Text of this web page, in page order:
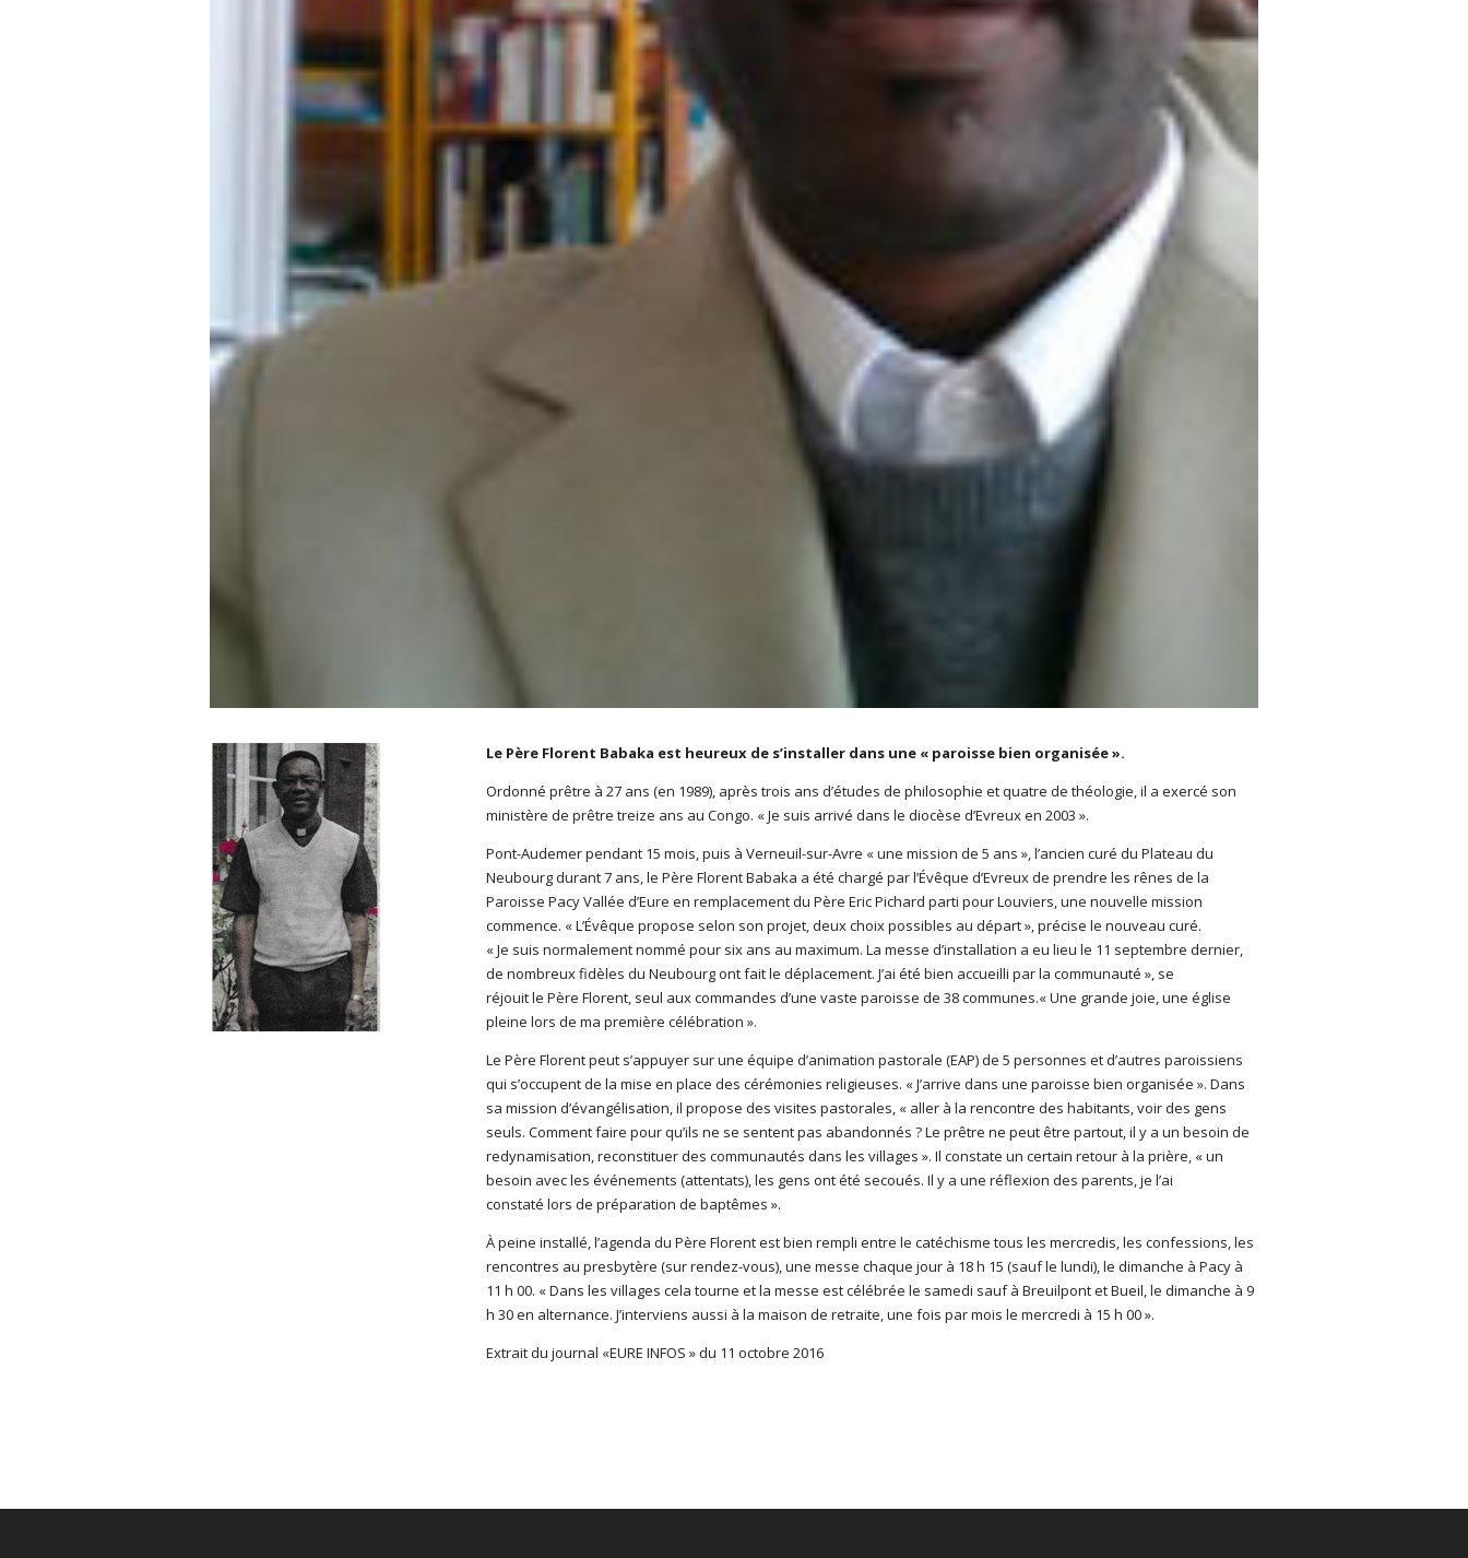
Le Père Florent Babaka est heureux de s’installer dans une « paroisse bien organisée ».
Ordonné prêtre à 27 ans (en 1989), après trois ans d’études de philosophie et quatre de théologie, il a exercé son
mi­nistère de prêtre treize ans au Congo. «Je suis arrivé dans le diocèse d’Evreux en 2003 ».
Pont-Audemer pendant 15 mois, puis à Verneuil-sur-Avre « une mission de 5 ans », l’ancien curé du Plateau du
Neubourg durant 7 ans, le Père Florent Babaka a été chargé par l’Évêque d’Evreux de prendre les rênes de la
Paroisse Pacy Vallée d’Eure en remplacement du Père Eric Pichard parti pour Louviers, une nouvelle mission
commence. « L’Évêque propose selon son projet, deux choix possibles au départ », précise le nouveau curé.
« Je suis normalement nommé pour six ans au maximum. La messe d’installation a eu lieu le 11 septembre dernier,
de nombreux fidèles du Neubourg ont fait le déplacement. J’ai été bien accueilli par la communauté », se
réjouit le Père Florent, seul aux commandes d’une vaste paroisse de 38 communes.« Une grande joie, une église
pleine lors de ma première célébration ».
Le Père Florent peut s’appuyer sur une équipe d’animation pastorale (EAP) de 5 personnes et d’autres paroissiens
qui s’occupent de la mise en place des cérémonies religieuses. « J’arrive dans une paroisse bien organisée ». Dans
sa mission d’évangélisation, il propose des visites pastorales, « aller à la rencontre des habitants, voir des gens
seuls. Comment faire pour qu’ils ne se sentent pas abandonnés ? Le prêtre ne peut être partout, il y a un besoin de
redynamisation, reconstituer des communautés dans les villages ». Il constate un certain retour à la prière, « un
besoin avec les événements (attentats), les gens ont été secoués. Il y a une réflexion des parents, je l’ai
constaté lors de préparation de baptêmes ».
À peine installé, l’agenda du Père Florent est bien rempli entre le catéchisme tous les mercredis, les confessions, les
rencontres au presbytère (sur rendez-vous), une messe chaque jour à 18 h 15 (sauf le lundi), le dimanche à Pacy à
11 h 00. « Dans les villages cela tourne et la messe est célébrée le samedi sauf à Breuilpont et Bueil, le dimanche à 9
h 30 en alternance. J’interviens aussi à la maison de retraite, une fois par mois le mercredi à 15 h 00 ».
Extrait du journal «EURE INFOS » du 11 octobre 2016